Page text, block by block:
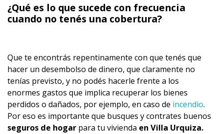
¿Qué es lo que sucede con frecuencia
cuando no tenés una cobertura?
Que te encontrás repentinamente con que tenés que
hacer un desembolso de dinero, que claramente no
tenías previsto, y no podés hacerle frente a los
enormes gastos que implica recuperar los bienes
perdidos o dañados, por ejemplo, en caso de incendio.
Por eso es importante que busques y contrates buenos
seguros de hogar para tu vivienda en Villa Urquiza.